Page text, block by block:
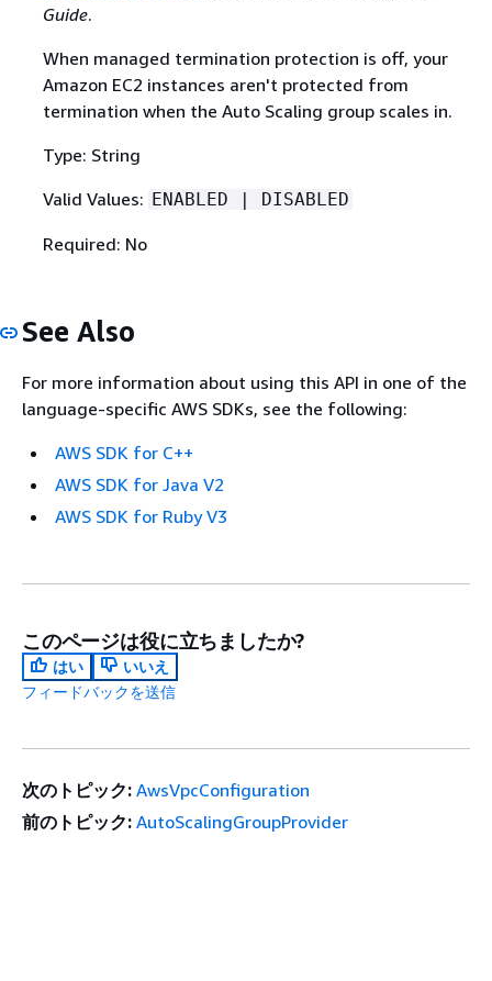
Guide.
When managed termination protection is off, your
Amazon EC2 instances aren't protected from
termination when the Auto Scaling group scales in.
Type: String
Valid Values: ENABLED | DISABLED
Required: No
See Also
For more information about using this API in one of the
language-specific AWS SDKs, see the following:
AWS SDK for C++
AWS SDK for Java V2
AWS SDK for Ruby V3
このページは役に立ちましたか?
はい
いいえ
フィードバックを送信
次のトピック: AwsVpcConfiguration
前のトピック: AutoScalingGroupProvider